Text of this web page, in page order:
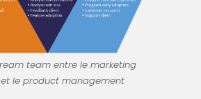
team entre le marketing
le product management